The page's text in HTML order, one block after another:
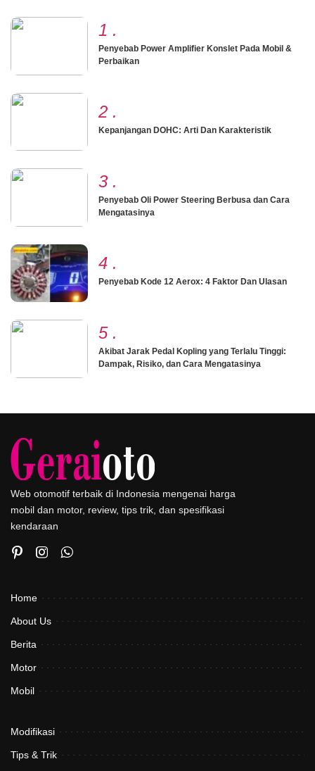
1 .
Penyebab Power Amplifier Konslet Pada Mobil &
Perbaikan
2 .
Kepanjangan DOHC: Arti Dan Karakteristik
3 .
Penyebab Oli Power Steering Berbusa dan Cara
Mengatasinya
4 .
Penyebab Kode 12 Aerox: 4 Faktor Dan Ulasan
5 .
Akibat Jarak Pedal Kopling yang Terlalu Tinggi:
Dampak, Risiko, dan Cara Mengatasinya
Web otomotif terbaik di Indonesia mengenai harga
mobil dan motor, review, tips trik, dan spesifikasi
kendaraan
Home
About Us
Berita
Motor
Mobil
Modifikasi
Tips & Trik